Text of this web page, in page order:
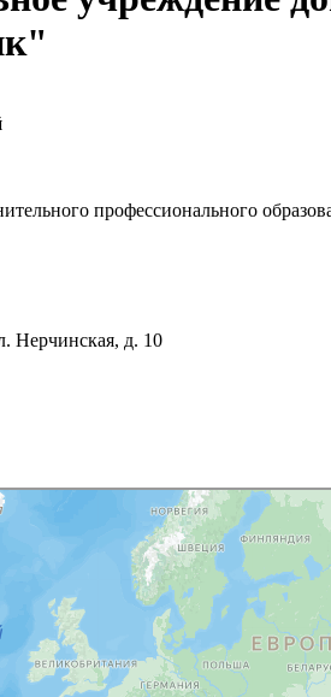
профессионального
Нерчинская, д. 10